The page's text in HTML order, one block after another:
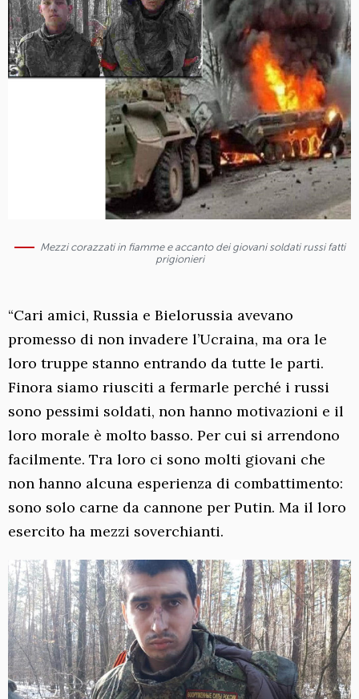
Mezzi corazzati in fiamme e accanto dei giovani soldati russi fatti
prigionieri
“Cari amici, Russia e Bielorussia avevano
promesso di non invadere l’Ucraina, ma ora le
loro truppe stanno entrando da tutte le parti.
Finora siamo riusciti a fermarle perché i russi
sono pessimi soldati, non hanno motivazioni e il
loro morale è molto basso. Per cui si arrendono
facilmente. Tra loro ci sono molti giovani che
non hanno alcuna esperienza di combattimento:
sono solo carne da cannone per Putin. Ma il loro
esercito ha mezzi soverchianti.